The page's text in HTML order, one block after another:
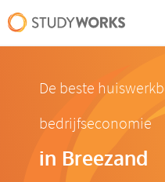
De beste
bedrijfseconomie
in Breezand